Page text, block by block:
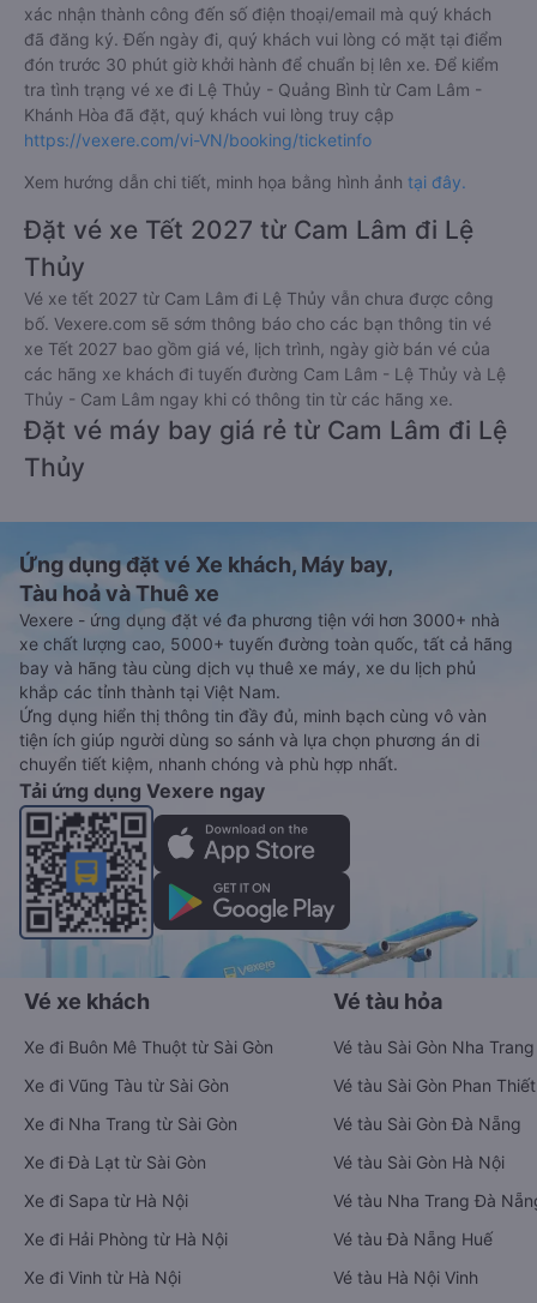
xác nhận thành công đến số điện thoại/email mà quý khách
đã đăng ký. Đến ngày đi, quý khách vui lòng có mặt tại điểm
đón trước 30 phút giờ khởi hành để chuẩn bị lên xe. Để kiểm
tra tình trạng vé xe đi Lệ Thủy - Quảng Bình từ Cam Lâm -
Khánh Hòa đã đặt, quý khách vui lòng truy cập
https://vexere.com/vi-VN/booking/ticketinfo
Xem hướng dẫn chi tiết, minh họa bằng hình ảnh tại đây.
Đặt vé xe Tết 2027 từ Cam Lâm đi Lệ
Thủy
Vé xe tết 2027 từ Cam Lâm đi Lệ Thủy vẫn chưa được công
bố. Vexere.com sẽ sớm thông báo cho các bạn thông tin vé
xe Tết 2027 bao gồm giá vé, lịch trình, ngày giờ bán vé của
các hãng xe khách đi tuyến đường Cam Lâm - Lệ Thủy và Lệ
Thủy - Cam Lâm ngay khi có thông tin từ các hãng xe.
Đặt vé máy bay giá rẻ từ Cam Lâm đi Lệ
Thủy
Ứng dụng đặt vé Xe khách, Máy bay,
Tàu hoả và Thuê xe
Vexere - ứng dụng đặt vé đa phương tiện với hơn 3000+ nhà
xe chất lượng cao, 5000+ tuyến đường toàn quốc, tất cả hãng
bay và hãng tàu cùng dịch vụ thuê xe máy, xe du lịch phủ
khắp các tỉnh thành tại Việt Nam.
Ứng dụng hiển thị thông tin đầy đủ, minh bạch cùng vô vàn
tiện ích giúp người dùng so sánh và lựa chọn phương án di
chuyển tiết kiệm, nhanh chóng và phù hợp nhất.
Tải ứng dụng Vexere ngay
Vé xe khách
Xe đi Buôn Mê Thuột từ Sài Gòn
Xe đi Vũng Tàu từ Sài Gòn
Xe đi Nha Trang từ Sài Gòn
Xe đi Đà Lạt từ Sài Gòn
Xe đi Sapa từ Hà Nội
Xe đi Hải Phòng từ Hà Nội
Xe đi Vinh từ Hà Nội
Vé tàu hỏa
Vé tàu Sài Gòn Nha Trang
Vé tàu Sài Gòn Phan Thiết
Vé tàu Sài Gòn Đà Nẵng
Vé tàu Sài Gòn Hà Nội
Vé tàu Nha Trang Đà
Vé tàu Đà Nẵng Huế
Vé tàu Hà Nội Vinh